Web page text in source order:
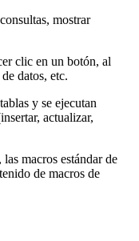
mostrar
clic en un botón, al
datos, etc.
y se ejecutan
actualizar,
macros estándar de
de macros de